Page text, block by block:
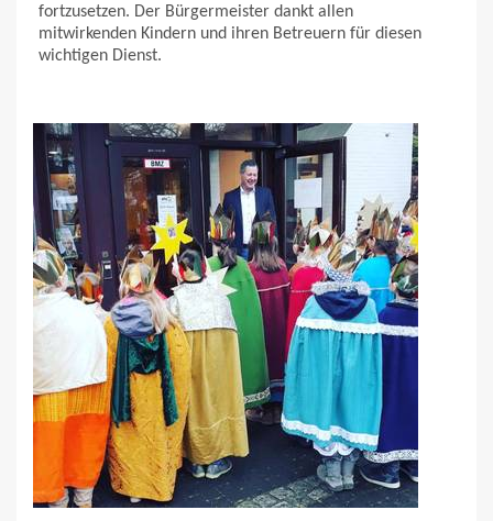
fortzusetzen. Der Bürgermeister dankt allen
mitwirkenden Kindern und ihren Betreuern für diesen
wichtigen Dienst.